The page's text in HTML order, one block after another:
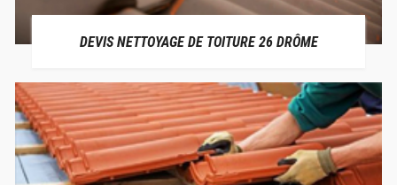
DEVIS NETTOYAGE DE TOITURE 26 DRÔME